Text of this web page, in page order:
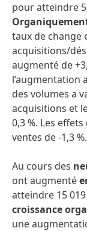
pour atteindre
O
taux de change
acquisitions/
augmenté de
l’augmentation
des volumes a
acquisitions et
0,3 %. Les
ventes de -1,3 %.
Au cours des
ont augmenté
atteindre 15
croissance
une